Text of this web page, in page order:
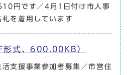
円です／4月1日付け市人事
を着用しています
形式、600.00KB）
支援事業参加者募集／市営住